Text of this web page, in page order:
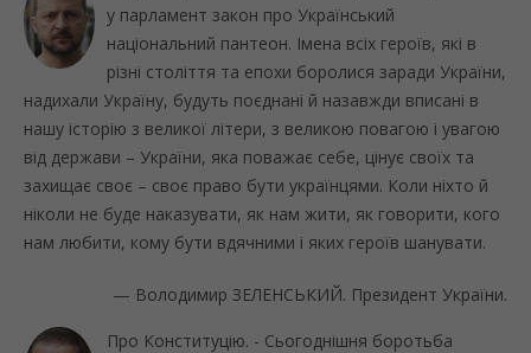
у парламент закон про Український
національний пантеон. Імена всіх героїв, які в
різні століття та епохи боролися заради України,
надихали Україну, будуть поєднані й назавжди вписані в
нашу історію з великої літери, з великою повагою і увагою
від держави – України, яка поважає себе, цінує своїх та
захищає своє – своє право бути українцями. Коли ніхто й
ніколи не буде наказувати, як нам жити, як говорити, кого
нам любити, кому бути вдячними і яких героїв шанувати.
— Володимир ЗЕЛЕНСЬКИЙ. Президент України.
Про Конституцію. - Сьогоднішня боротьба